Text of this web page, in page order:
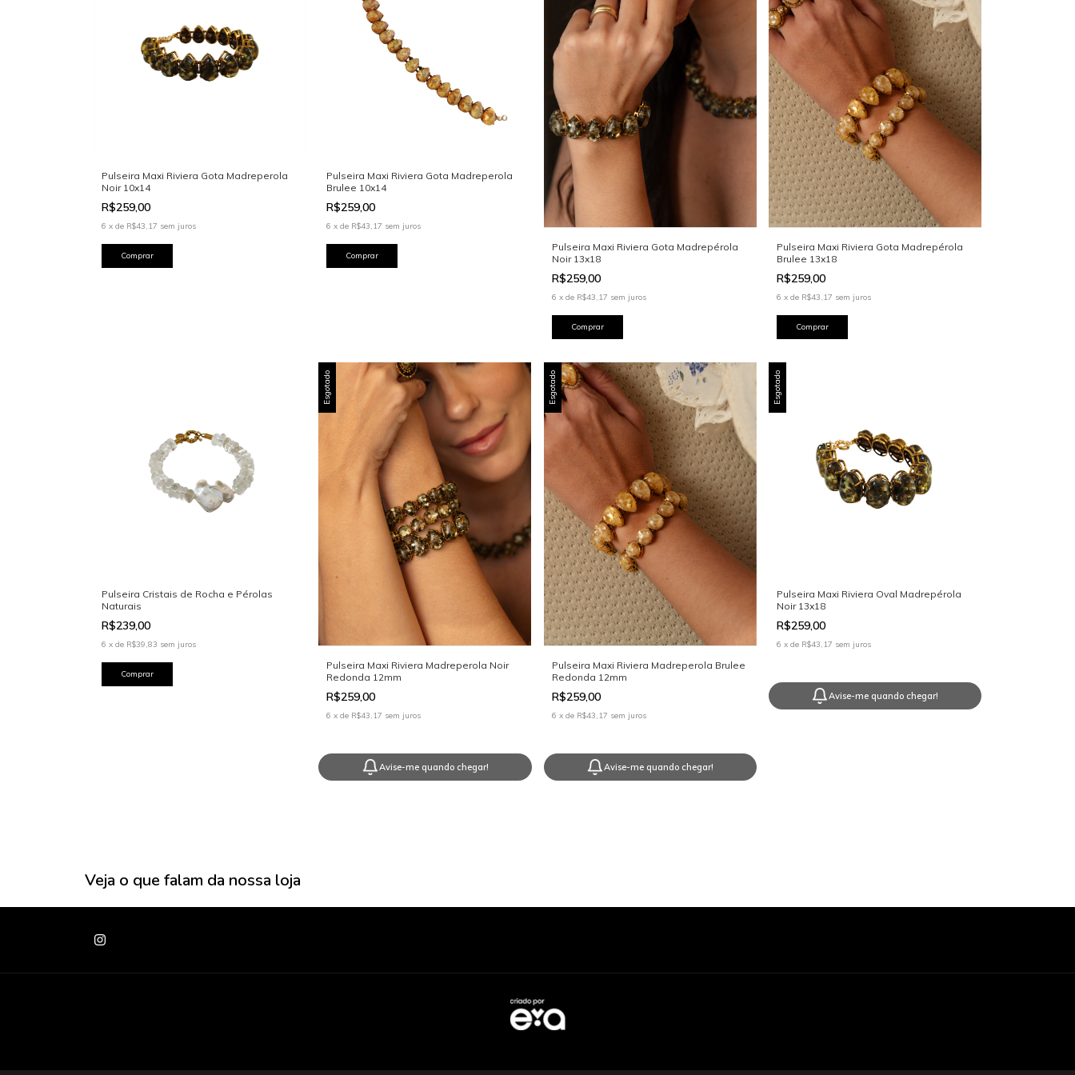
Pulseira Maxi Riviera Gota Madreperola
Noir 10x14
R$259,00
6 x de R$43,17 sem juros
Pulseira Maxi Riviera Gota Madreperola
Brulee 10x14
R$259,00
6 xde R$43,17 sem juros
Pulseira Maxi Riviera Gota Madrepérola
Noir 13x18
R$259,00
6 x de R$43,17 sem juros
Pulseira Maxi Riviera Gota Madrepérola
Brulee 13x18
R$259,00
6 x de R$43,17 sem juros
Pulseira Cristais de Rocha e Pérolas
Naturais
R$239,00
6 x de R$39,83 sem juros
Esgotado
Pulseira Maxi Riviera Madreperola Noir
Redonda 12mm
R$259,00
6 xde R$43,17 sem juros
Avise-me quando chegar!
Esgotado
Pulseira Maxi Riviera Madreperola Brulee
Redonda 12mm
R$259,00
6 x de R$43,17 sem juros
Avise-me quando chegar!
Esgotado
Pulseira Maxi Riviera Oval Madrepérola
Noir 13x18
R$259,00
6 x de R$43,17 sem juros
Avise-me quando chegar!
Veja o que falam da nossa loja